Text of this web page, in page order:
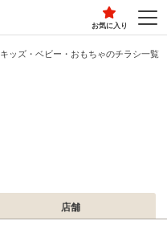
お気に入り
キッズ・ベビー・おもちゃのチラシ一覧
店舗